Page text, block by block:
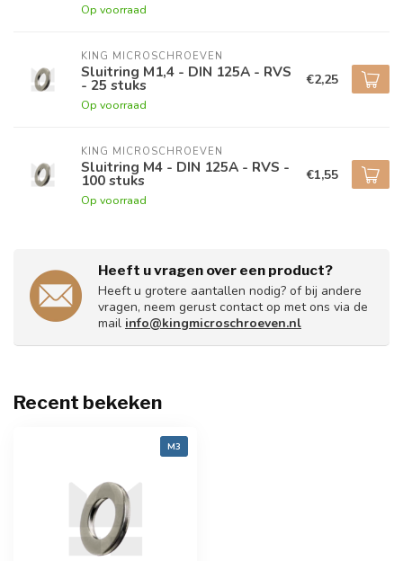
Op voorraad
KING MICROSCHROEVEN
Sluitring M1,4 - DIN 125A - RVS
- 25 stuks
Op voorraad
€2,25
KING MICROSCHROEVEN
Sluitring M4 - DIN 125A - RVS -
100 stuks
Op voorraad
€1,55
Heeft u vragen over een product?
Heeft u grotere aantallen nodig? of bij andere
vragen, neem gerust contact op met ons via de
mail info@kingmicroschroeven.nl
Recent bekeken
M3